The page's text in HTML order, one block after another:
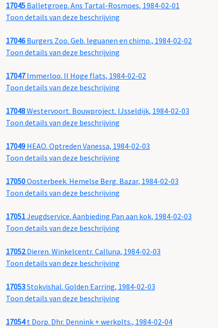
17045 Balletgroep. Ans Tartal-Rosmoes, 1984-02-01
Toon details van deze beschrijving
17046 Burgers Zoo. Geb. leguanen en chimp., 1984-02-02
Toon details van deze beschrijving
17047Immerloo. II Hoge flats, 1984-02-02
Toon details van deze beschrijving
17048Westervoort. Bouwproject. IJsseldijk, 1984-02-03
Toon details van deze beschrijving
17049 HEAO. Optreden Vanessa, 1984-02-03
Toon details van deze beschrijving
17050Oosterbeek. Hemelse Berg. Bazar, 1984-02-03
Toon details van deze beschrijving
17051Jeugdservice. Aanbieding Pan aan kok, 1984-02-03
Toon details van deze beschrijving
17052Dieren. Winkelcentr. Calluna, 1984-02-03
Toon details van deze beschrijving
17053Stokvishal. Golden Earring, 1984-02-03
Toon details van deze beschrijving
17054t Dorp. Dhr. Dennink + werkplts., 1984-02-04